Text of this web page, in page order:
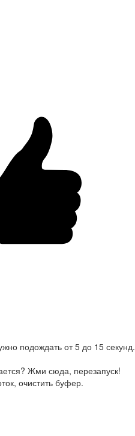
подождать от 5 до 15 секунд.
Жми сюда, перезапуск!
очистить буфер.